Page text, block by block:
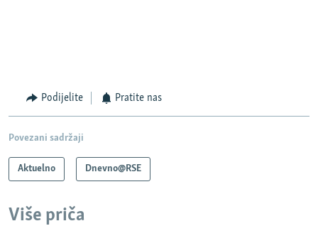
Podijelite Pratite nas
Povezani sadržaji
Aktuelno Dnevno@RSE
Više priča